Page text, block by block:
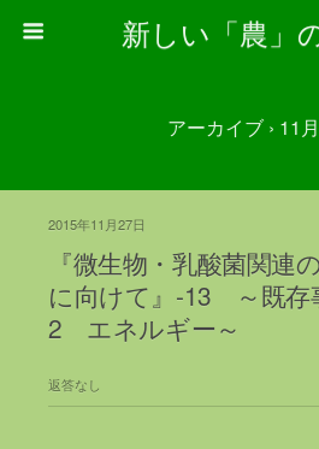
新しい「農」
アーカイブ › 11
2015年11月27日
『微生物・乳酸菌関連
に向けて』-13 ～既存
2 エネルギー～
返答なし